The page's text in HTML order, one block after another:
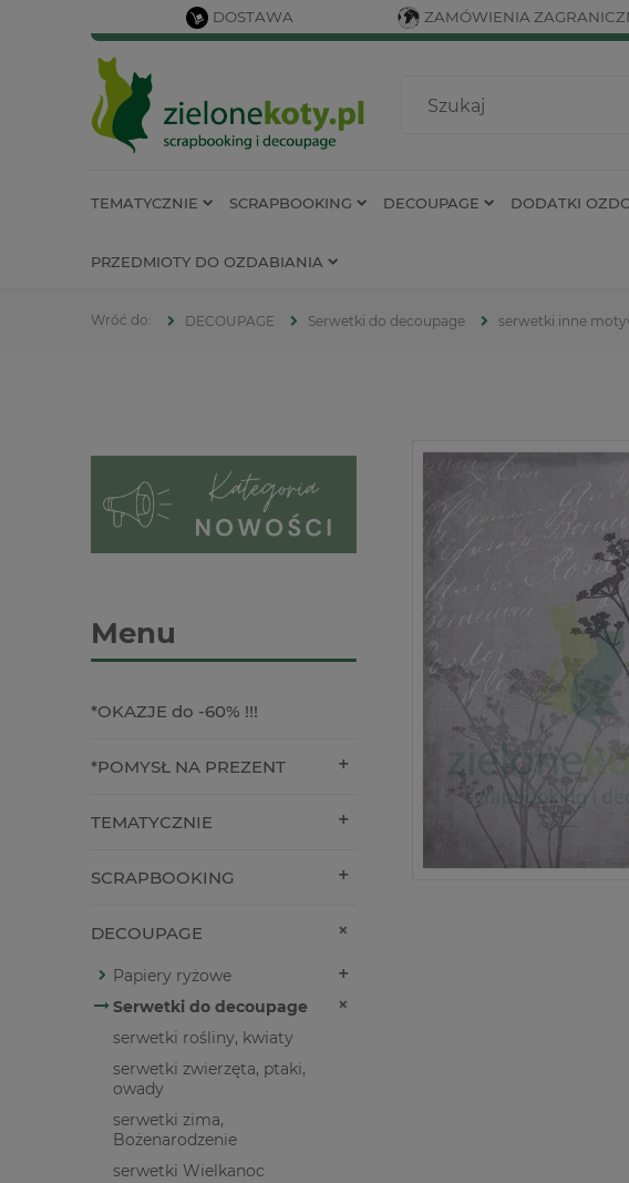
DOSTAWA ZAMÓWIENIA
TEMATYCZNIE SCRAPBOOKING DECOUPAGE DODATKI
PRZEDMIOTY DO OZDABIANIA
DECOUPAGE Serwetki do decoupage serwetki inne
Menu
*OKAZJE do -60% !!!
*POMYSŁ NA PREZENT
TEMATYCZNIE
SCRAPBOOKING
DECOUPAGE
Papiery ryżowe
Serwetki do decoupage
serwetki rośliny, kwiaty
serwetki zwierzęta, ptaki,
owady
serwetki zima,
Bożenarodzenie
serwetki Wielkanoc